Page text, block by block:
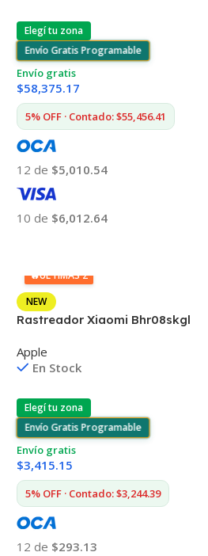
Elegí tu zona
Envío Gratis Programable
Envío gratis
$58,375.17
5% OFF · Contado: $55,456.41
12 de $5,010.54
10 de $6,012.64
🔥ÚLTIMAS 2
NEW
Rastreador Xiaomi Bhr08skgl
Apple
En Stock
Elegí tu zona
Envío Gratis Programable
Envío gratis
$3,415.15
5% OFF · Contado: $3,244.39
12 de $293.13